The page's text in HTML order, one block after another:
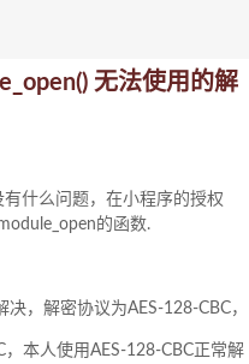
无法使用的解
什么问题，在小程序的授权
的函数.
，解密协议为AES-128-CBC，
本人使用AES-128-CBC正常解